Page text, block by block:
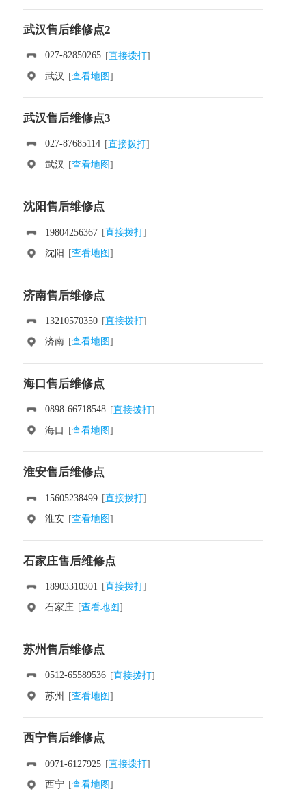
武汉售后维修点2
027-82850265 [直接拨打]
武汉 [查看地图]
武汉售后维修点3
027-87685114 [直接拨打]
武汉
[查看地图]
沈阳售后维修点
19804256367 [直接拨打]
沈阳
[查看地图]
济南售后维修点
13210570350 [直接拨打]
济南 [查看地图]
海口售后维修点
0898-66718548 [直接拨打]
海口
[查看地图]
淮安售后维修点
15605238499 [直接拨打]
淮安 [查看地图]
石家庄售后维修点
18903310301 [直接拨打]
石家庄 [查看地图]
苏州售后维修点
0512-65589536 [直接拨打]
苏州
[查看地图]
西宁售后维修点
0971-6127925 [直接拨打]
西宁 [查看地图]